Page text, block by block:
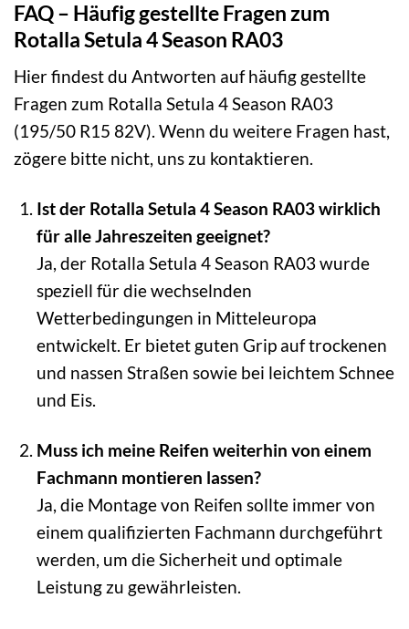
FAQ – Häufig gestellte Fragen zum
Rotalla Setula 4 Season RA03
Hier findest du Antworten auf häufig gestellte
Fragen zum Rotalla Setula 4 Season RA03
(195/50 R15 82V). Wenn du weitere Fragen hast,
zögere bitte nicht, uns zu kontaktieren.
Ist der Rotalla Setula 4 Season RA03 wirklich
für alle Jahreszeiten geeignet?
Ja, der Rotalla Setula 4 Season RA03 wurde
speziell für die wechselnden
Wetterbedingungen in Mitteleuropa
entwickelt. Er bietet guten Grip auf trockenen
und nassen Straßen sowie bei leichtem Schnee
und Eis.
Muss ich meine Reifen weiterhin von einem
Fachmann montieren lassen?
Ja, die Montage von Reifen sollte immer von
einem qualifizierten Fachmann durchgeführt
werden, um die Sicherheit und optimale
Leistung zu gewährleisten.